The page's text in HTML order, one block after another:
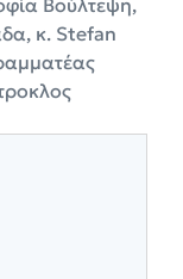
Βούλτεψη,
κ. Stefan